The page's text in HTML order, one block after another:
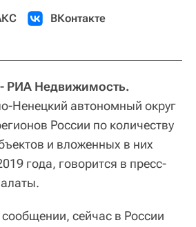
ВКонтакте
РИА Недвижимость.
Ненецкий автономный округ
России по количеству
и вложенных в них
года, говорится в пресс-
сейчас в России